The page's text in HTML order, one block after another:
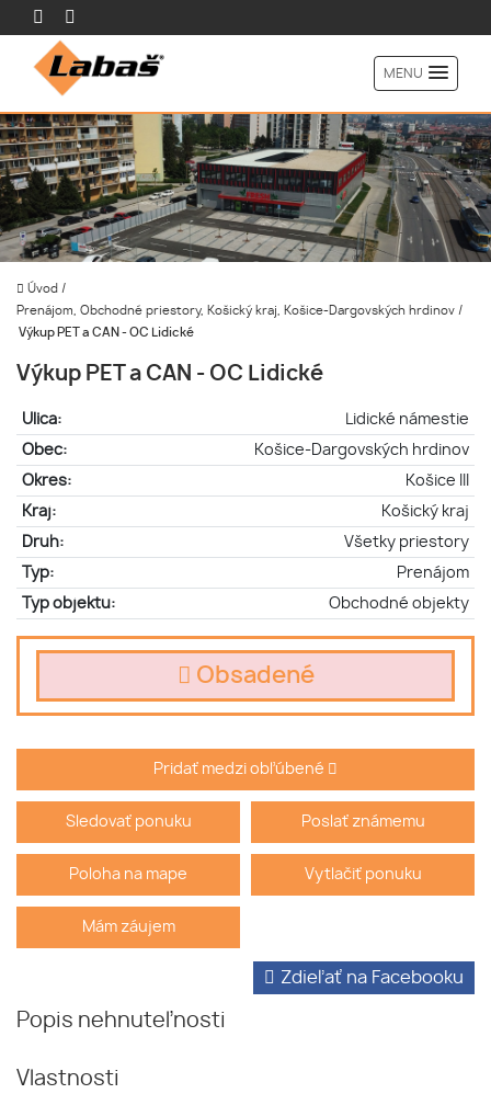
MENU
Úvod /
Prenájom, Obchodné priestory, Košický kraj, Košice-Dargovských hrdinov /
Výkup PET a CAN - OC Lidické
Výkup PET a CAN - OC Lidické
Ulica:
Lidické námestie
Obec:
Košice-Dargovských hrdinov
Okres:
Košice III
Kraj:
Košický kraj
Druh:
Všetky priestory
Typ:
Prenájom
Typ objektu:
Obchodné objekty
Obsadené
Pridať medzi obľúbené
Sledovať ponuku Poslať známemu
Poloha na mape Vytlačiť ponuku
Mám záujem
Popis nehnuteľnosti
Zdieľať na Facebooku
Vlastnosti